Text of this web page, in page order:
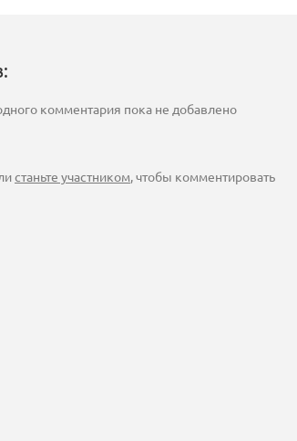
комментария пока не добавлено
станьте участником, чтобы комментировать